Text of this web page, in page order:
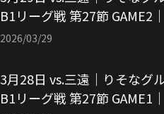
B1リーグ戦 第27節 GAME2
アルバルク東京）
2026/03/29
3月28日 vs.三遠｜りそなグ
B1リーグ戦 第27節 GAME1